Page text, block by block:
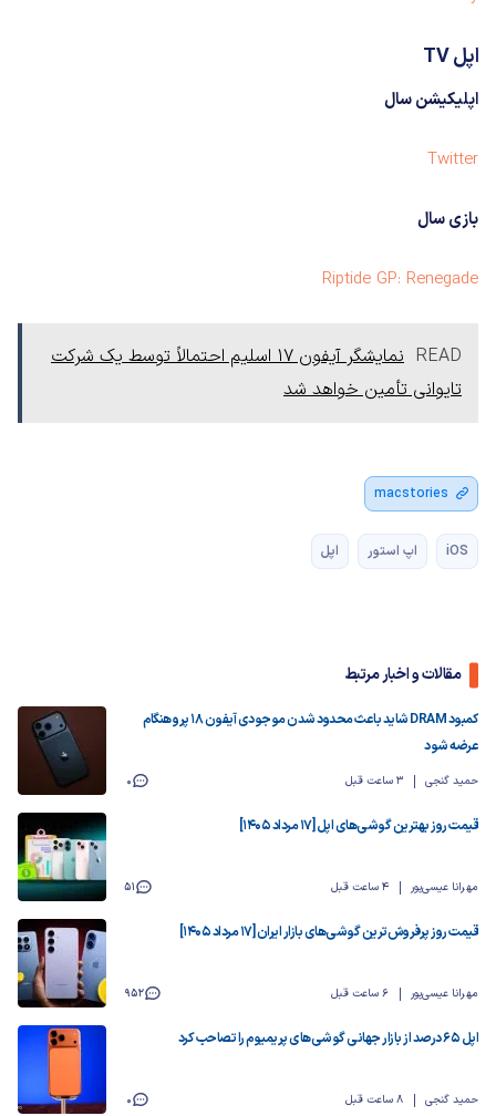
اپل TV
اپلیکیشن سال
Twitter
بازی سال
Riptide GP: Renegade
READ
نمایشگر آیفون ۱۷ اسلیم احتمالاً توسط یک شرکت
تایوانی تأمین خواهد شد
macstories
iOS اپ استور اپل
مقالات و اخبار مرتبط
کمبود DRAM شاید باعث محدود شدن موجودی آیفون ۱۸ پرو هنگام
عرضه شود
حمید گنجی 3 ساعت قبل 0
قیمت روز بهترین گوشی‌های اپل [17 مرداد 1405]
مهرانا عیسی‌پور 4 ساعت قبل 51
قیمت روز پرفروش‌ترین گوشی‌های بازار ایران [17 مرداد 1405]
مهرانا عیسی‌پور 6 ساعت قبل 952
اپل ۶۵ درصد از بازار جهانی گوشی‌های پریمیوم را تصاحب کرد
حمید گنجی 8 ساعت قبل 0